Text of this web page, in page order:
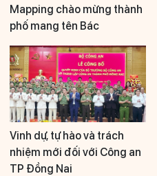
Mapping chào mừng thành
phố mang tên Bác
Vinh dự, tự hào và trách
nhiệm mới đối với Công an
TP Đồng Nai